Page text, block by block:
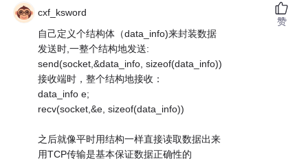
cxf_ksword
自己定义个结构体（data_info)来封装数据
发送时,一整个结构地发送:
send(socket,&data_info, sizeof(data_info))
接收端时，整个结构地接收：
data_info e;
recv(socket,&e, sizeof(data_info))
之后就像平时用结构一样直接读取数据出来
用TCP传输是基本保证数据正确性的
赞